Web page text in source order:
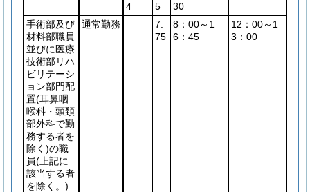
4
5
30
手術部及び
材料部職員
並びに医療
技術部リハ
ビリテーシ
ョン部門配
置(耳鼻咽
喉科・頭頚
部外科で勤
務する者を
除く)の職
員(上記に
該当する者
を除く。)
通常勤務
7.
75
8：00～1
6：45
12：00～1
3：00